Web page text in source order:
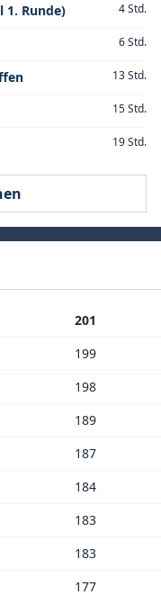
1. Runde) 4 Std.
6 Std.
13 Std.
15 Std.
19 Std.
201
199
198
189
187
184
183
183
177